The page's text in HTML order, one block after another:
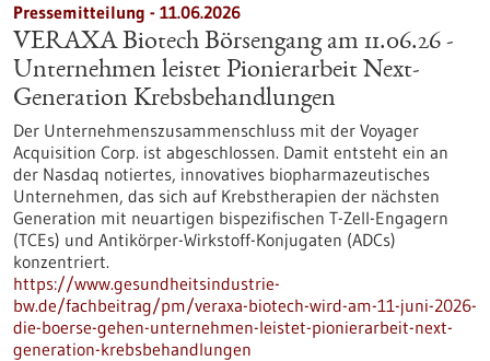
Pressemitteilung - 11.06.2026
VERAXA Biotech Börsengang am 11.06.26 -
Unternehmen leistet Pionierarbeit Next-
Generation Krebsbehandlungen
Der Unternehmenszusammenschluss mit der Voyager
Acquisition Corp. ist abgeschlossen. Damit entsteht ein an
der Nasdaq notiertes, innovatives biopharmazeutisches
Unternehmen, das sich auf Krebstherapien der nächsten
Generation mit neuartigen bispezifischen T-Zell-Engagern
(TCEs) und Antikörper-Wirkstoff-Konjugaten (ADCs)
konzentriert.
https://www.gesundheitsindustrie-
bw.de/fachbeitrag/pm/veraxa-biotech-wird-am-11-juni-2026-
die-boerse-gehen-unternehmen-leistet-pionierarbeit-next-
generation-krebsbehandlungen